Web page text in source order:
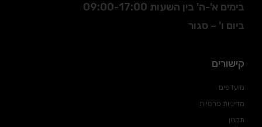
בימים א'-ה' בין השעות 09:00-17:00
ביום ו' – סגור
קישורים
מועדפים
מדיניות פרטיות
תקנון